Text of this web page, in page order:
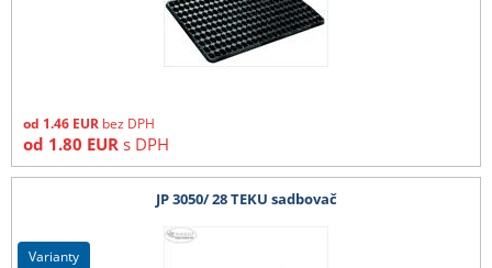
od 1.46 EUR bez DPH
od 1.80 EUR s DPH
JP 3050/ 28 TEKU sadbovač
varianty